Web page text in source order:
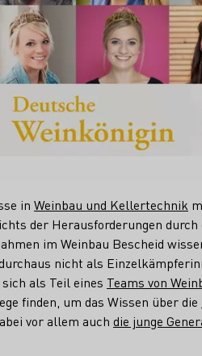
in Weinbau und Kellertechnik
der Herausforderungen
im Weinbau Bescheid
nicht als
als Teil eines Teams von
finden, um das Wissen über die
vor allem auch die junge